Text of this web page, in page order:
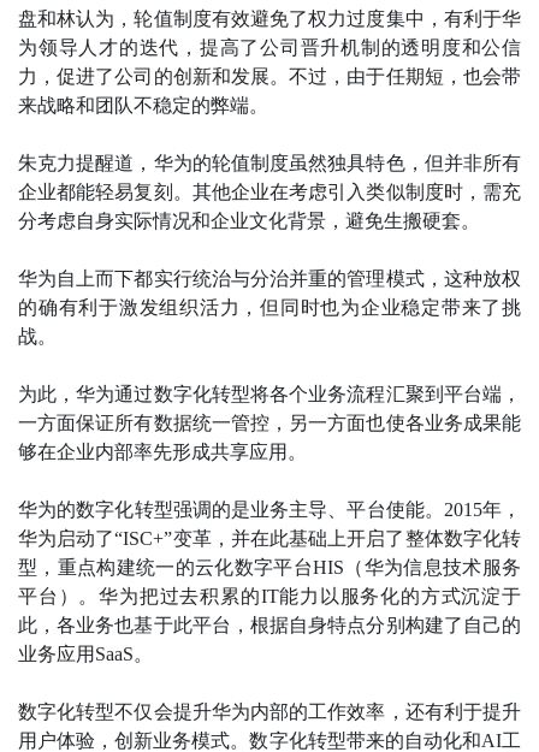
盘和林认为，轮值制度有效避免了权力过度集中，有利于华
为领导人才的迭代，提高了公司晋升机制的透明度和公信
力，促进了公司的创新和发展。不过，由于任期短，也会带
来战略和团队不稳定的弊端。
朱克力提醒道，华为的轮值制度虽然独具特色，但并非所有
企业都能轻易复刻。其他企业在考虑引入类似制度时，需充
分考虑自身实际情况和企业文化背景，避免生搬硬套。
华为自上而下都实行统治与分治并重的管理模式，这种放权
的确有利于激发组织活力，但同时也为企业稳定带来了挑
战。
为此，华为通过数字化转型将各个业务流程汇聚到平台端，
一方面保证所有数据统一管控，另一方面也使各业务成果能
够在企业内部率先形成共享应用。
华为的数字化转型强调的是业务主导、平台使能。2015年，
华为启动了“ISC+”变革，并在此基础上开启了整体数字化转
型，重点构建统一的云化数字平台HIS（华为信息技术服务
平台）。华为把过去积累的IT能力以服务化的方式沉淀于
此，各业务也基于此平台，根据自身特点分别构建了自己的
业务应用SaaS。
数字化转型不仅会提升华为内部的工作效率，还有利于提升
用户体验，创新业务模式。数字化转型带来的自动化和AI工